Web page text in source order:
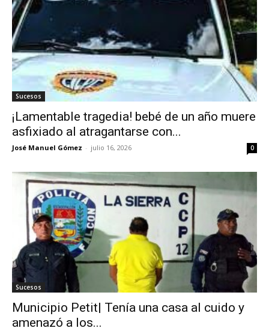
Sucesos
¡Lamentable tragedia! bebé de un año muere
asfixiado al atragantarse con...
José Manuel Gómez - julio 16, 2026 0
Sucesos
Municipio Petit| Tenía una casa al cuido y
amenazó a los...